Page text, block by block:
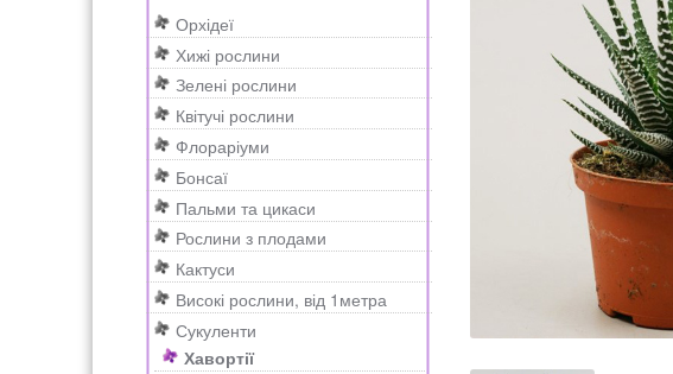
а
в
і
г
а
о
н
т
е
н
Рахунок 2415рахунок 3545рахунок 4180 рахунок 4500
счет 300счет 3235счет 545счет 575 ТОТАЛЬНИЙ
Орхідеї
Хижі рослини
Зелені рослини
Квітучі рослини
Флораріуми
Бонсаї
Пальми та цикаси
Рослини з плодами
Кактуси
Високі рослини, від 1метра
Сукуленти
Хавортії